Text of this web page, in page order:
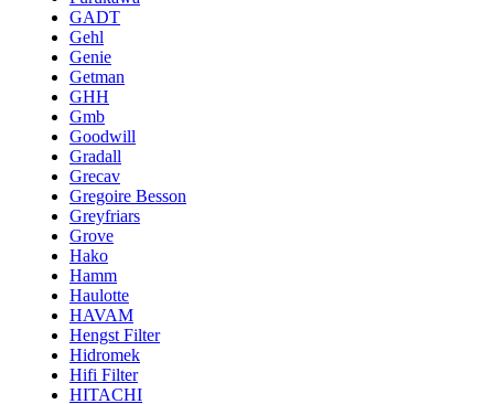
GADT
Gehl
Genie
Getman
GHH
Gmb
Goodwill
Gradall
Grecav
Gregoire Besson
Greyfriars
Grove
Hako
Hamm
Haulotte
HAVAM
Hengst Filter
Hidromek
Hifi Filter
HITACHI